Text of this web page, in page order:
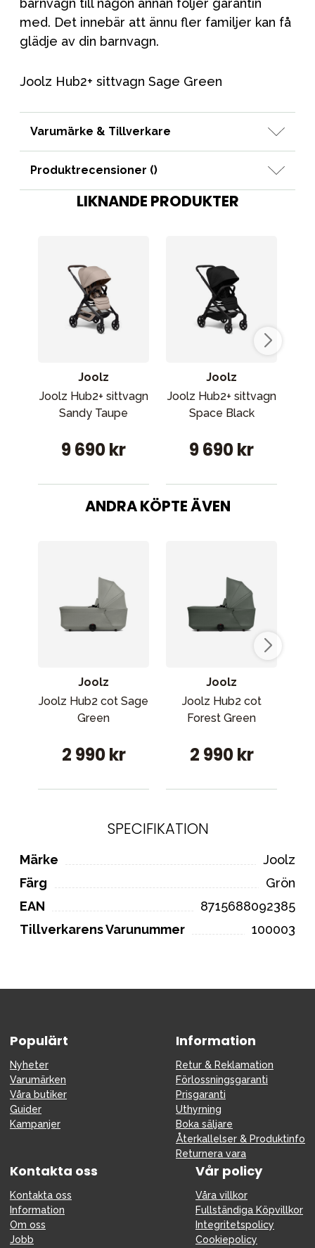
med. Det innebär att ännu fler familjer kan få
glädje av din barnvagn.
Joolz Hub2+ sittvagn Sage Green
Varumärke & Tillverkare
Produktrecensioner ()
LIKNANDE PRODUKTER
Joolz
Joolz Hub2+ sittvagn
Sandy Taupe
9 690 kr
Joolz
Joolz Hub2+ sittvagn
Space Black
9 690 kr
ANDRA KÖPTE ÄVEN
Joolz
Joolz Hub2 cot Sage
Green
2 990 kr
Joolz
Joolz Hub2 cot
Forest Green
2 990 kr
SPECIFIKATION
Märke
Joolz
Färg
Grön
EAN
8715688092385
Tillverkarens Varunummer
100003
Populärt
Nyheter
Varumärken
Våra butiker
Guider
Kampanjer
Information
Retur & Reklamation
Förlossningsgaranti
Prisgaranti
Uthyrning
Boka säljare
Återkallelser & Produktinfo
Returnera vara
Kontakta oss
Kontakta oss
Information
Om oss
Jobb
Vår policy
Våra villkor
Fullständiga Köpvillkor
Integritetspolicy
Cookiepolicy